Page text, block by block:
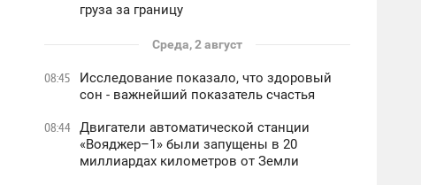
груза за границу
Среда, 2 август
08:45
Исследование показало, что здоровый
сон - важнейший показатель счастья
08:44
Двигатели автоматической станции
«Вояджер–1» были запущены в 20
миллиардах километров от Земли